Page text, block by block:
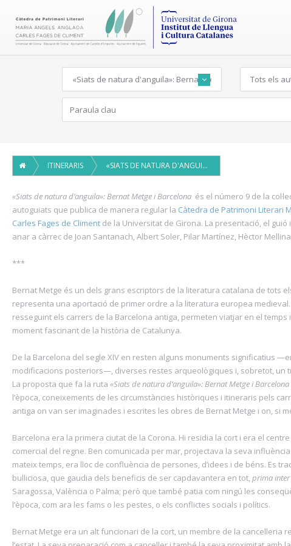
«Siats de natura d'anguila»: Bernat Metge i Barcelona
Tots els
ITINERARIS «SIATS DE NATURA D'ANGUILA»: BERNAT METGE I BARCELONA
«Siats de natura d’anguila»: Bernat Metgei Barcelona és el número 9 de la
autoguiats que publica de manera regular la Càtedra de Patrimoni Literari
Carles Fages de Climent de la Universitat de Girona. La presentació, el guió
anar a càrrec de Joan Santanach, Albert Soler, Pilar Martínez, Hèctor
***
Bernat Metge és un dels grans escriptors de la literatura catalana de tots
representa una aportació de primer ordre a la literatura europea medieval.
resseguint els carrers de la Barcelona antiga, permeten viatjar en el temps
moment fascinant de la història de Catalunya.
De la Barcelona del segle XIV en resten alguns monuments significatius
modificacions posteriors—, diverses restes arqueològiques i, sobretot, un
La proposta que fa la ruta «Siats de natura d’anguila»: Bernat Metgei Barcelona
l’època, coneixements de les circumstàncies històriques i itineraris pels
antiga on van ser imaginades i escrites les obres de Bernat Metge i on, si
Barcelona era la primera ciutat de la Corona. Hi residia la cort i era el
comercial del regne. Ben comunicada per mar, projectava la seva
mateix temps, era lloc de confluència de persones, d’idees i de béns. Es
bulliciosa, que gaudia dels beneficis de ser capdavantera en tot,prima inter
Saragossa, València o Palma; però que també patia com ningú les
l’època, com ara les fams o les pestes, o els conflictes socials i polítics.
Bernat Metge era un alt funcionari de la cort, un membre de la cancelleria